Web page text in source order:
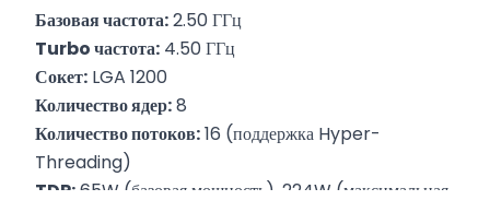
Базовая частота: 2.50 ГГц
Turbo частота: 4.50 ГГц
Сокет: LGA 1200
Количество ядер: 8
Количество потоков: 16 (поддержка Hyper-
Threading)
TDP: 65W (базовая мощность), 224W (максимальная